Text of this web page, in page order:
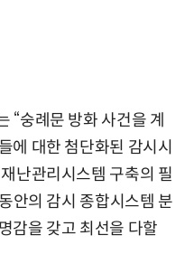
숭례문 방화 사건을 계
에 대한 첨단화된 감시시
난관리시스템 구축의 필
안의 감시 종합시스템 분
감을 갖고 최선을 다할